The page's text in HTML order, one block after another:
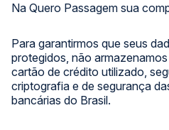
Na Quero Passagem sua
Para garantirmos que seus
protegidos, não
cartão de crédito utilizado,
criptografia e de segurança
bancárias do Brasil.